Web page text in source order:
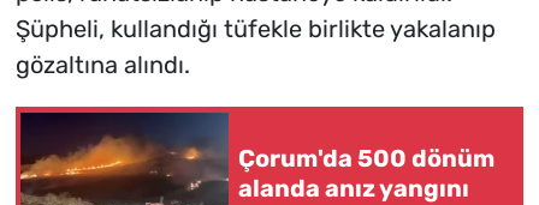
Şüpheli, kullandığı tüfekle birlikte yakalanıp
gözaltına alındı.
Çorum'da 500 dönüm
alanda anız yangını